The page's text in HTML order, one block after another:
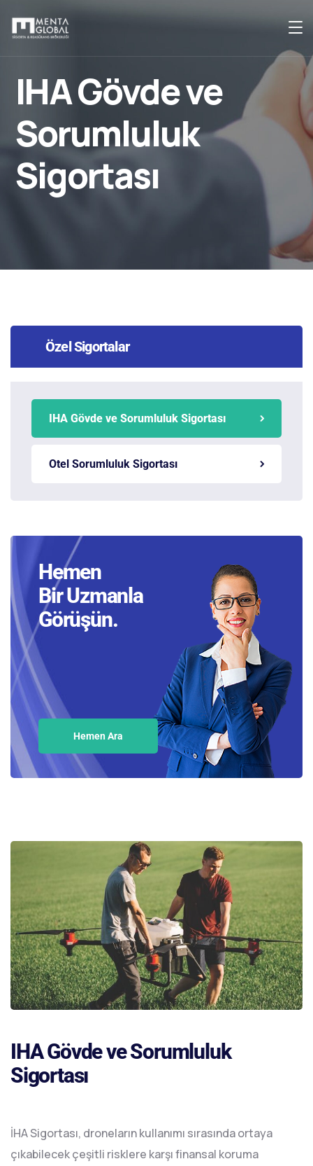
IHA Gövde ve
Sorumluluk
Sigortası
Özel Sigortalar
IHA Gövde ve Sorumluluk Sigortası
Otel Sorumluluk Sigortası
Hemen
Bir Uzmanla
Görüşün.
Hemen Ara
IHA Gövde ve Sorumluluk
Sigortası
İHA Sigortası, droneların kullanımı sırasında ortaya
çıkabilecek çeşitli risklere karşı finansal koruma